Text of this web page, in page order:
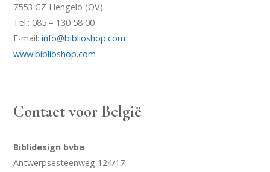
7553 GZ Hengelo (OV)
Tel.: 085 – 130 58 00
E-mail:info@biblioshop.com
www.biblioshop.com
Contact voor België
Biblidesign bvba
Antwerpsesteenweg 124/17